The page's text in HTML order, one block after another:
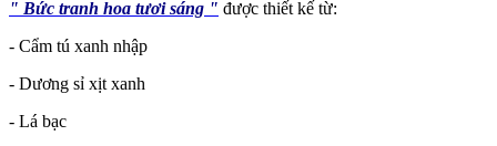
" Bức tranh hoa tươi sáng " được thiết kế từ:
- Cẩm tú xanh nhập
- Dương sỉ xịt xanh
- Lá bạc